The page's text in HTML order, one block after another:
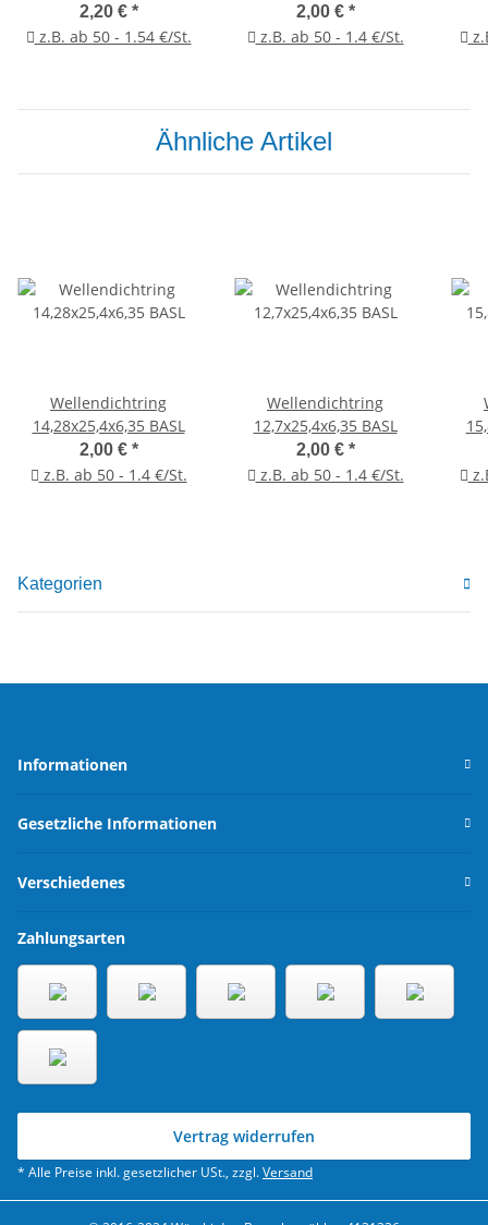
2,20 € *
z.B. ab 50 - 1.54 €/St.
2,00 € *
z.B. ab 50 - 1.4 €/St.
Ähnliche Artikel
Wellendichtring
14,28x25,4x6,35 BASL
2,00 € *
z.B. ab 50 - 1.4 €/St.
Wellendichtring
12,7x25,4x6,35 BASL
2,00 € *
z.B. ab 50 - 1.4 €/St.
Kategorien
Informationen
Gesetzliche Informationen
Verschiedenes
Zahlungsarten
Vertrag widerrufen
* Alle Preise inkl. gesetzlicher USt., zzgl.Versand